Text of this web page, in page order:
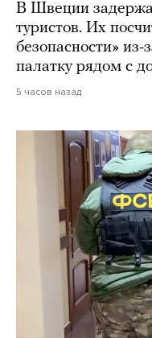
В Швеции
туристов. Их
безопасности» из-
палатку рядом с
5 часов назад